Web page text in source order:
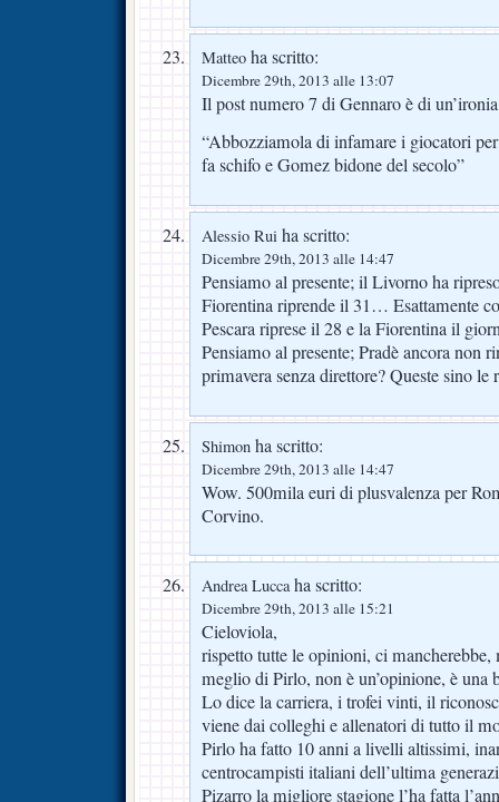
Matteo ha scritto:
Dicembre 29th, 2013 alle 13:07
Il post numero 7 di Gennaro è di
“Abbozziamola di infamare i giocatori
fa schifo e Gomez bidone del secolo”
Alessio Rui ha scritto:
Dicembre 29th, 2013 alle 14:47
Pensiamo al presente; il Livorno ha
Fiorentina riprende il 31… Esattamente
Pescara riprese il 28 e la Fiorentina il
Pensiamo al presente; Pradè ancora
primavera senza direttore? Queste sino
Shimon ha scritto:
Dicembre 29th, 2013 alle 14:47
Wow. 500mila euri di plusvalenza per
Corvino.
Andrea Luccaha scritto:
Dicembre 29th, 2013 alle 15:21
Cieloviola,
rispetto tutte le opinioni, ci mancherebbe,
meglio di Pirlo, non è un’opinione, è una
Lo dice la carriera, i trofei vinti, il
viene dai colleghi e allenatori di tutto il
Pirlo ha fatto 10 anni a livelli altissimi,
centrocampisti italiani dell’ultima
Pizarro la migliore stagione l’ha fatta